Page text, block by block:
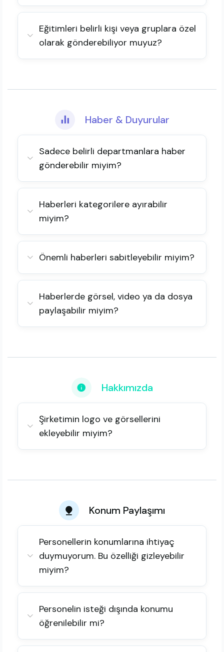
Eğitimleri belirli kişi veya gruplara özel
olarak gönderebiliyor muyuz?
Haber & Duyurular
Sadece belirli departmanlara haber
gönderebilir miyim?
Haberleri kategorilere ayırabilir
miyim?
Önemli haberleri sabitleyebilir miyim?
Haberlerde görsel, video ya da dosya
paylaşabilir miyim?
Hakkımızda
Şirketimin logo ve görsellerini
ekleyebilir miyim?
Konum Paylaşımı
Personellerin konumlarına ihtiyaç
duymuyorum. Bu özelliği gizleyebilir
miyim?
Personelin isteği dışında konumu
öğrenilebilir mi?